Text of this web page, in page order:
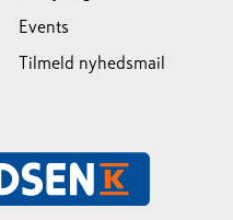
Events
Tilmeld nyhedsmail